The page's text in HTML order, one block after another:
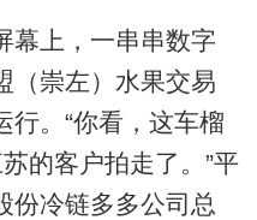
上，一串串数字
崇左）水果交易
行。“你看，这车榴
的客户拍走了。”平
份冷链多多公司总